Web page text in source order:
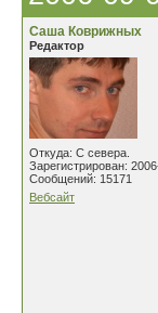
Саша Коврижных
Редактор
Откуда: С севера.
Зарегистрирован:
Сообщений: 15171
Вебсайт